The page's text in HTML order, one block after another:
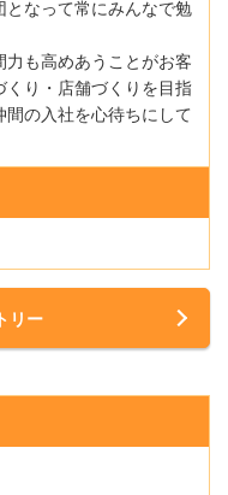
となって常にみんなで勉
も高めあうことがお客
り・店舗づくりを目指
間の入社を心待ちにして
リー